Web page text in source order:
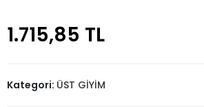
1.715,85 TL
Kategori: ÜST GİYİM